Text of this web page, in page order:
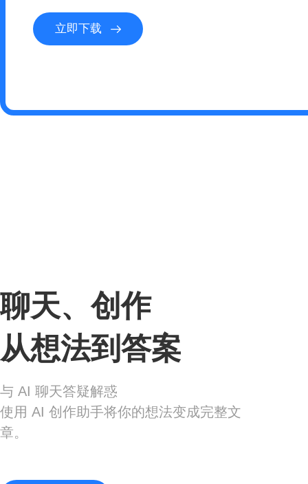
立即下载
聊天、创作
从想法到答案
与 AI 聊天答疑解惑
使用 AI 创作助手将你的想法变成完整文
章。